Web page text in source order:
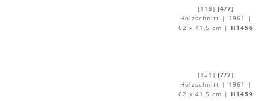
[118] [4/7]
Holzschnitt | 1961 |
62 x 41,5 cm |
H1456
[121] [7/7]
Holzschnitt | 1961 |
62 x 41,5 cm |
H1459